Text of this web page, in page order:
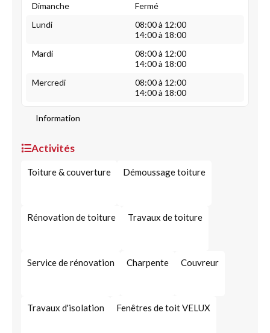
Dimanche
Fermé
Lundi
08:00 à 12:00
14:00 à 18:00
Mardi
08:00 à 12:00
14:00 à 18:00
Mercredi
08:00 à 12:00
14:00 à 18:00
Information
Activités
Toiture & couverture Démoussage toiture
Rénovation de toiture Travaux de toiture
Service de rénovation Charpente Couvreur
Travaux d'isolation Fenêtres de toit VELUX